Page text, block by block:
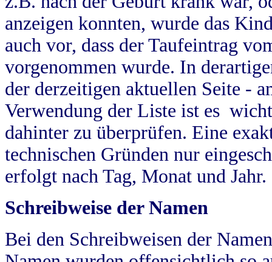
anzeigen konnten, wurde das
auch vor, dass der Taufeintrag
vorgenommen wurde. In
der derzeitigen aktuellen Seite -
Verwendung der Liste ist es
dahinter zu überprüfen. Eine
technischen Gründen nur
erfolgt nach Tag, Monat und Jahr.
Schreibweise der Namen
Bei den Schreibweisen der